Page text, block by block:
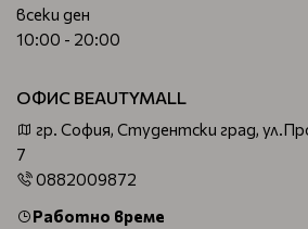
всеки ден
10:00 - 20:00
ОФИС BEAUTYMALL
гр. София, Студентски град,
7
0882009872
Работно време